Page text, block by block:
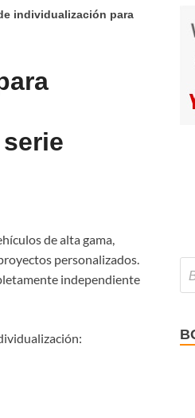
individualización para
de alta gama,
personalizados.
independiente